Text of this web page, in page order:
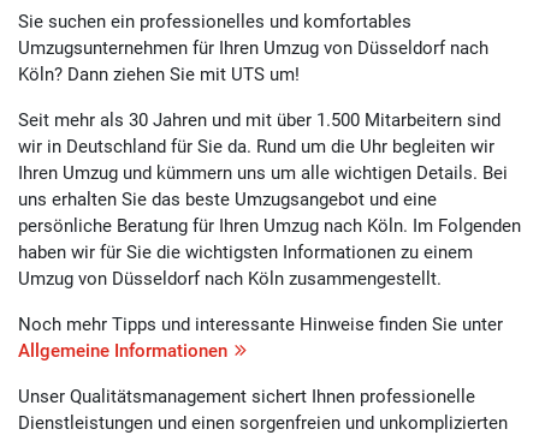
Sie suchen ein professionelles und komfortables
Umzugsunternehmen für Ihren Umzug von Düsseldorf nach
Köln? Dann ziehen Sie mit UTS um!
Seit mehr als 30 Jahren und mit über 1.500 Mitarbeitern sind
wir in Deutschland für Sie da. Rund um die Uhr begleiten wir
Ihren Umzug und kümmern uns um alle wichtigen Details. Bei
uns erhalten Sie das beste Umzugsangebot und eine
persönliche Beratung für Ihren Umzug nach Köln. Im Folgenden
haben wir für Sie die wichtigsten Informationen zu einem
Umzug von Düsseldorf nach Köln zusammengestellt.
Noch mehr Tipps und interessante Hinweise finden Sie unter
Allgemeine Informationen
Unser Qualitätsmanagement sichert Ihnen professionelle
Dienstleistungen und einen sorgenfreien und unkomplizierten